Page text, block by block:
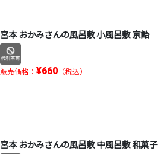
宮本 おかみさんの風呂敷 小風呂敷 京飴
販売価格： ¥660（税込）
宮本 おかみさんの風呂敷 中風呂敷 和菓子